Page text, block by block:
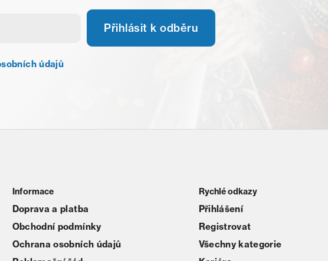
údajů
Přihlásit k odběru
Informace
Doprava a platba
Obchodní podmínky
Ochrana osobních údajů
Rychlé odkazy
Přihlášení
Registrovat
Všechny kategorie